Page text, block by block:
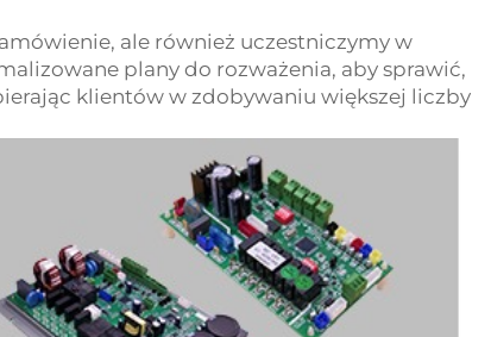
ale również uczestniczymy w
plany do rozważenia, aby sprawić,
klientów w zdobywaniu większej liczby